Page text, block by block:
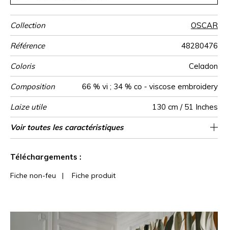
Collection OSCAR
Référence 48280476
Coloris Celadon
Composition 66 % vi ; 34 % co - viscose embroidery
Laize utile 130 cm / 51 Inches
Raccord Raccord droit
Test
Martindale
50000
Usage
martindale
Siège à usage intensif : >40,000 cycles
(Martindale) et/ou >30,000 doubles rubs
Wyzenbeek 50000
Sens De large
Poids g/m² 852
Performance
Accoustique
aw - 0.15
Usage
Entretien
Pays d'origine Inde
Rapport
Horizontal
2 cm / 1 Inches
Rapport
Vertical
2 cm / 1 Inches
Voir toutes les caractéristiques
Téléchargements :
Fiche non-feu | Fiche produit